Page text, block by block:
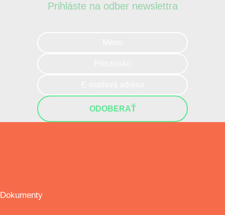
Prihláste na odber newslettra
Dokumenty